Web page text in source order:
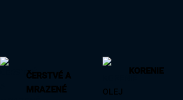
ČERSTVÉ A
MRAZENÉ
KORENIE
OLEJ